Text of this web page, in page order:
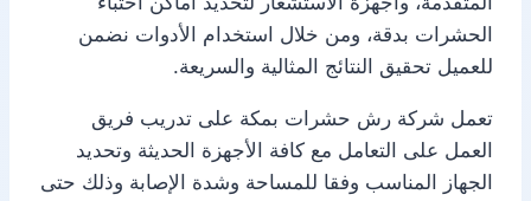
الحشرات بدقة، ومن خلال استخدام الأدوات نضمن
للعميل تحقيق النتائج المثالية والسريعة.
تعمل شركة رش حشرات بمكة على تدريب فريق
العمل على التعامل مع كافة الأجهزة الحديثة وتحديد
الجهاز المناسب وفقا للمساحة وشدة الإصابة وذلك حتى